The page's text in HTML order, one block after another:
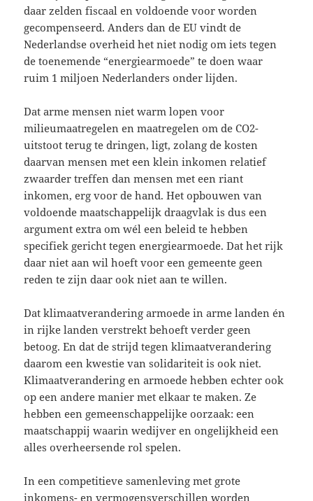
daar zelden fiscaal en voldoende voor worden
gecompenseerd. Anders dan de EU vindt de
Nederlandse overheid het niet nodig om iets tegen
de toenemende “energiearmoede” te doen waar
ruim 1 miljoen Nederlanders onder lijden.
Dat arme mensen niet warm lopen voor
milieumaatregelen en maatregelen om de CO2-
uitstoot terug te dringen, ligt, zolang de kosten
daarvan mensen met een klein inkomen relatief
zwaarder treffen dan mensen met een riant
inkomen, erg voor de hand. Het opbouwen van
voldoende maatschappelijk draagvlak is dus een
argument extra om wél een beleid te hebben
specifiek gericht tegen energiearmoede. Dat het rijk
daar niet aan wil hoeft voor een gemeente geen
reden te zijn daar ook niet aan te willen.
Dat klimaatverandering armoede in arme landen én
in rijke landen verstrekt behoeft verder geen
betoog. En dat de strijd tegen klimaatverandering
daarom een kwestie van solidariteit is ook niet.
Klimaatverandering en armoede hebben echter ook
op een andere manier met elkaar te maken. Ze
hebben een gemeenschappelijke oorzaak: een
maatschappij waarin wedijver en ongelijk­heid een
alles overheersende rol spelen.
In een competitieve samenleving met grote
inkomens- en vermogensverschillen worden